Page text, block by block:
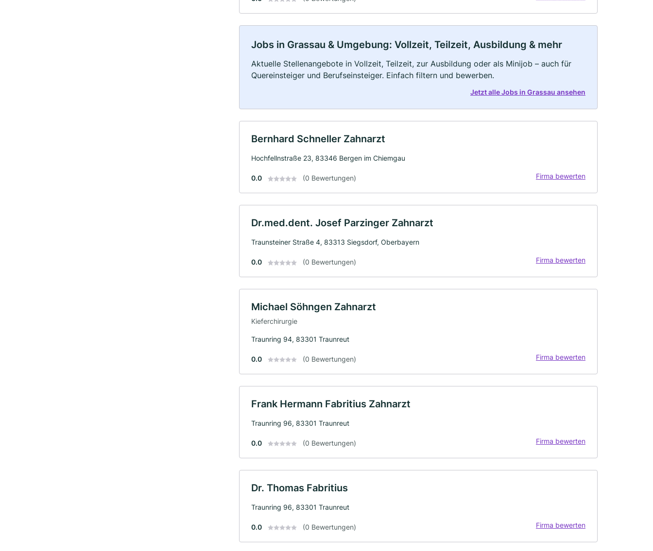
Jobs in Grassau & Umgebung: Vollzeit, Teilzeit, Ausbildung & mehr
Aktuelle Stellenangebote in Vollzeit, Teilzeit, zur Ausbildung oder als Minijob – auch für
Quereinsteiger und Berufseinsteiger. Einfach filtern und bewerben.
Jetzt alle Jobs in Grassau ansehen
Bernhard Schneller Zahnarzt
Hochfellnstraße 23, 83346 Bergen im Chiemgau
0.0 (0 Bewertungen) Firma bewerten
Dr.med.dent. Josef Parzinger Zahnarzt
Traunsteiner Straße 4, 83313 Siegsdorf, Oberbayern
0.0 (0 Bewertungen) Firma bewerten
Michael Söhngen Zahnarzt
Kieferchirurgie
Traunring 94, 83301 Traunreut
0.0 (0 Bewertungen) Firma bewerten
Frank Hermann Fabritius Zahnarzt
Traunring 96, 83301 Traunreut
0.0 (0 Bewertungen) Firma bewerten
Dr. Thomas Fabritius
Traunring 96, 83301 Traunreut
0.0 (0 Bewertungen) Firma bewerten